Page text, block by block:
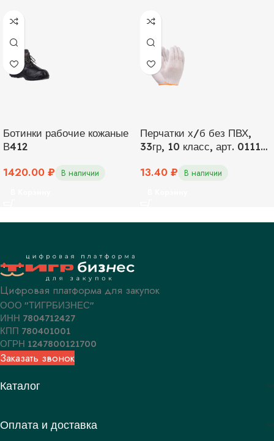
Ботинки рабочие кожаные
В412
1420.00 ₽ В наличии
Перчатки х/б без ПВХ,
33гр, 10 класс, арт. 0111Р,
13.40 ₽ В наличии
Цифровая платформа для закупок
ООО "ТИГРБИЗНЕС"
ИНН 7804712427
КПП 780401001
ОГРН 1247800121700
Заказать звонок
Каталог
Оплата и доставка